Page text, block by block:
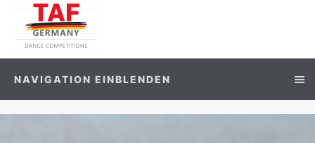
NAVIGATION EINBLENDEN